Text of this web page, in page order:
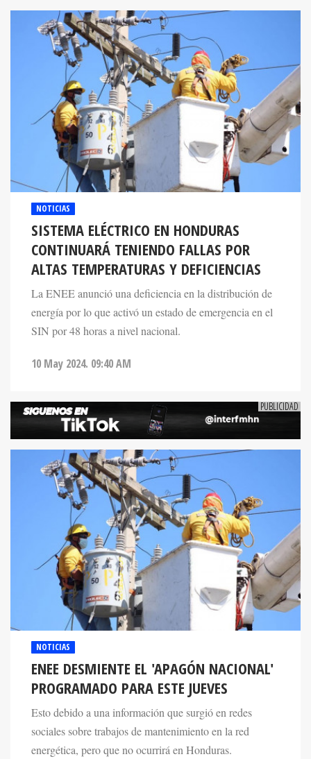
NOTICIAS
SISTEMA ELÉCTRICO EN HONDURAS
CONTINUARÁ TENIENDO FALLAS POR
ALTAS TEMPERATURAS Y DEFICIENCIAS
La ENEE anunció una deficiencia en la distribución de
energía por lo que activó un estado de emergencia en el
SIN por 48 horas a nivel nacional.
10 May 2024. 09:40 AM
NOTICIAS
ENEE DESMIENTE EL 'APAGÓN NACIONAL'
PROGRAMADO PARA ESTE JUEVES
Esto debido a una información que surgió en redes
sociales sobre trabajos de mantenimiento en la red
energética, pero que no ocurrirá en Honduras.